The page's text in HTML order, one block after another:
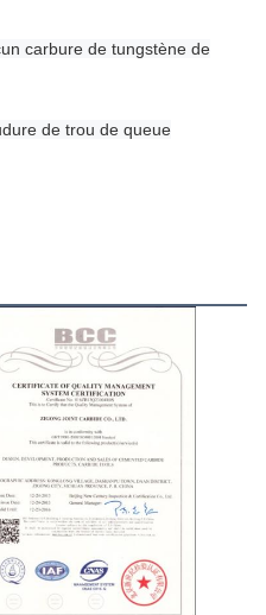
carbure de tungstène de
de trou de queue